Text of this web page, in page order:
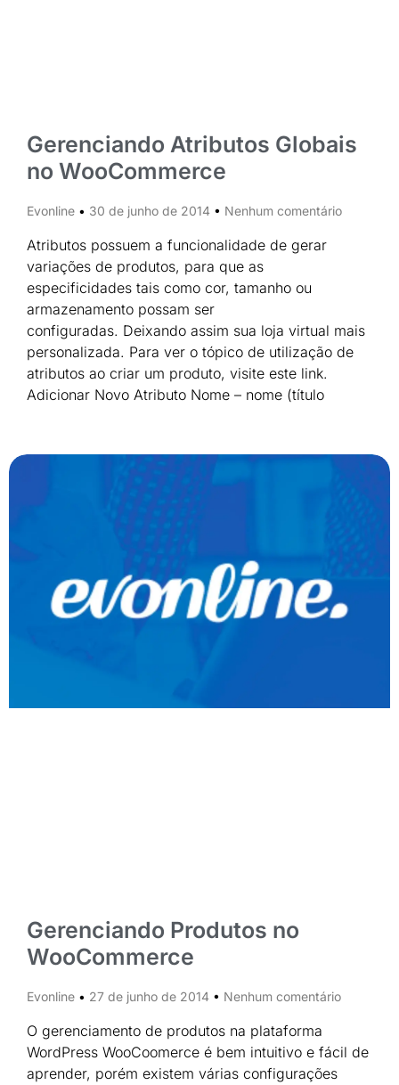
Gerenciando Atributos Globais
no WooCommerce
Evonline 30 de junho de 2014 Nenhum comentário
Atributos possuem a funcionalidade de gerar
variações de produtos, para que as
especificidades tais como cor, tamanho ou
armazenamento possam ser
configuradas. Deixando assim sua loja virtual mais
personalizada. Para ver o tópico de utilização de
atributos ao criar um produto, visite este link.
Adicionar Novo Atributo Nome – nome (título
Gerenciando Produtos no
WooCommerce
Evonline 27 de junho de 2014 Nenhum comentário
O gerenciamento de produtos na plataforma
WordPress WooCoomerce é bem intuitivo e fácil de
aprender, porém existem várias configurações